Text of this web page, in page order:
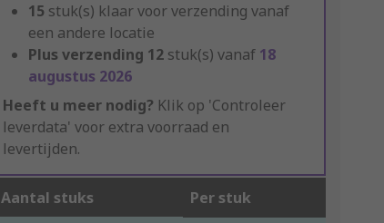
15 stuk(s) klaar voor verzending vanaf
een andere locatie
Plus verzending 12 stuk(s) vanaf 18
augustus 2026
Heeft u meer nodig? Klik op 'Controleer
leverdata' voor extra voorraad en
levertijden.
Aantal stuks Per stuk